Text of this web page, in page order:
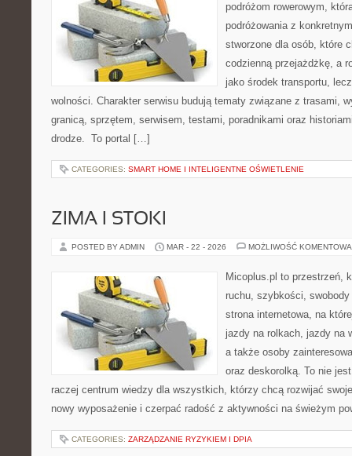
podróżom rowerowym,
podróżowania z
stworzone dla osób, które
codzienną przejażdżkę, a
jako środek transportu,
wolności. Charakter serwisu budują tematy związane z trasami,
granicą, sprzętem, serwisem, testami, poradnikami oraz
drodze. To portal […]
CATEGORIES: SMART HOME I INTELIGENTNE OŚWIETLENIE
ZIMA I STOKI
POSTED BY ADMIN MAR - 22 - 2026 MOŻLIWOŚĆ
Micoplus.pl to przestrzeń,
ruchu, szybkości,
strona internetowa, na
jazdy na rolkach, jazdy na
a także osoby
oraz deskorolką. To nie
raczej centrum wiedzy dla wszystkich, którzy chcą rozwijać
nowy wyposażenie i czerpać radość z aktywności na świeżym
CATEGORIES: ZARZĄDZANIE RYZYKIEM I DPIA